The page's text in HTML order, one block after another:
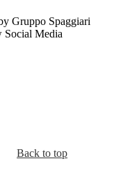
Gruppo Spaggiari
Social Media
Back to top